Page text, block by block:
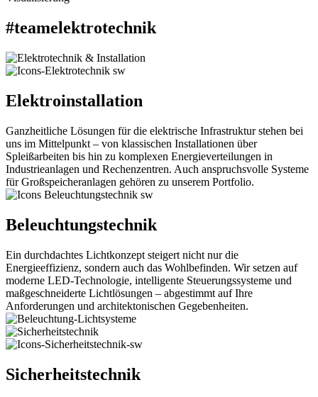
#teamelektrotechnik
Elektroinstallation
Ganzheitliche Lösungen für die elektrische Infrastruktur stehen bei
uns im Mittelpunkt – von klassischen Installationen über
Spleißarbeiten bis hin zu komplexen Energieverteilungen in
Industrieanlagen und Rechenzentren. Auch anspruchsvolle Systeme
für Großspeicheranlagen gehören zu unserem Portfolio.
Beleuchtungstechnik
Ein durchdachtes Lichtkonzept steigert nicht nur die
Energieeffizienz, sondern auch das Wohlbefinden. Wir setzen auf
moderne LED-Technologie, intelligente Steuerungssysteme und
maßgeschneiderte Lichtlösungen – abgestimmt auf Ihre
Anforderungen und architektonischen Gegebenheiten.
Sicherheitstechnik